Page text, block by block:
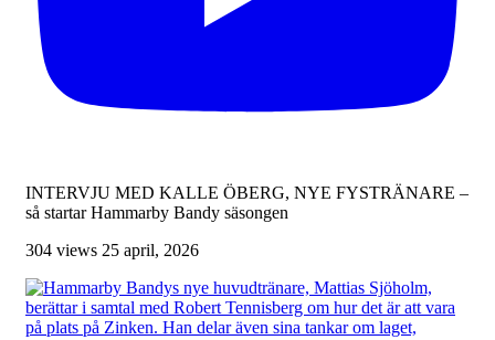
INTERVJU MED KALLE ÖBERG, NYE FYSTRÄNARE –
så startar Hammarby Bandy säsongen
304 views 25 april, 2026